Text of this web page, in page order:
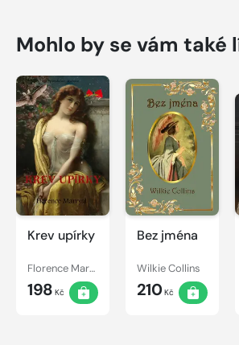
Mohlo by se vám také
Krev upírky
Florence Marryat
198 Kč
Bez jména
Wilkie Collins
210Kč